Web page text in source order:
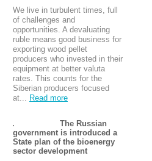
We live in turbulent times, full
of challenges and
opportunities. A devaluating
ruble means good business for
exporting wood pellet
producers who invested in their
equipment at better valuta
rates. This counts for the
Siberian producers focused
at...
Read more
The Russian
government is introduced a
State plan of the bioenergy
sector development